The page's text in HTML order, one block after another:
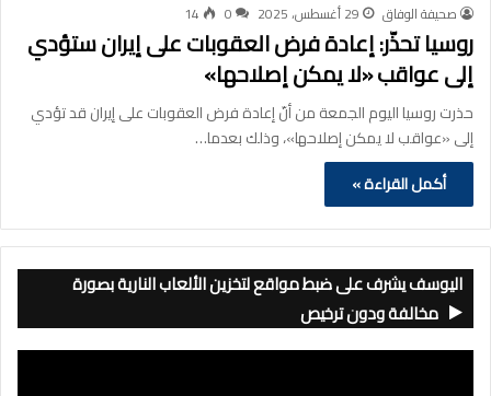
صحيفة الوفاق 29 أغسطس، 2025 0
14
روسيا تحذّر: إعادة فرض العقوبات على إيران ستؤدي
إلى عواقب «لا يمكن إصلاحها»
حذرت روسيا اليوم الجمعة من أنّ إعادة فرض العقوبات على إيران قد تؤدي
إلى «عواقب لا يمكن إصلاحها»، وذلك بعدما…
أكمل القراءة »
اليوسف يشرف على ضبط مواقع لتخزين الألعاب النارية بصورة
مخالفة ودون ترخيص